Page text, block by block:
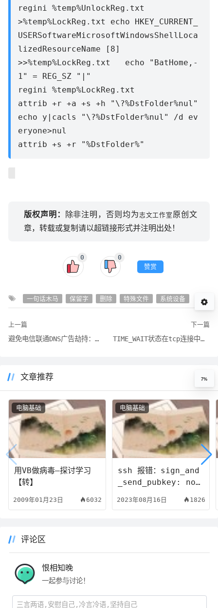
regini %temp%UnlockReg.txt
>%temp%LockReg.txt echo HKEY_CURRENT_
USERSoftwareMicrosoftWindowsShellLoca
lizedResourceName [8]
>>%temp%LockReg.txt echo "BatHome,-
1" = REG_SZ "|"
regini %temp%LockReg.txt
attrib +r +a +s +h "\?%DstFolder%nul"
echo y|cacls "\?%DstFolder%nul" /d ev
eryone>nul
attrib +s +r "%DstFolder%"
版权声明： 除非注明，否则均为志文工作室 原创文
章，转载或复制请以超链接形式并注明出处！
0
0
赞赏
一句话木马 保留字 删除 特殊文件 系统设备
上一篇
避免电信联通DNS广告劫持：使用免费稳定的DNS
下一篇
TIME_WAIT状态在tcp连接中的含义与作用
文章推荐
用VB做病毒–探讨学习
【转】
2009年01月23日 6032
电脑基础
ssh 报错：sign_and
_send_pubkey: no
supported
2023年08月16日 1826
电脑基础
评论区
恨相知晚
一起参与讨论！
7%